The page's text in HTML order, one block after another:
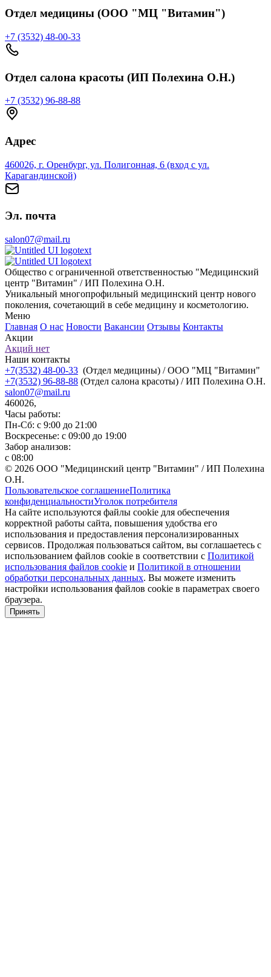
Отдел медицины (ООО "МЦ "Витамин")
+7 (3532) 48-00-33
Отдел салона красоты (ИП Полехина О.Н.)
+7 (3532) 96-88-88
Адрес
460026, г. Оренбург, ул. Полигонная, 6 (вход с ул.
Карагандинской)
Эл. почта
salon07@mail.ru
Общество с ограниченной ответственностью "Медицинский
центр "Витамин" / ИП Полехина О.Н.
Уникальный многопрофильный медицинский центр нового
поколения, сочетающий в себе медицину и косметологию.
Меню
Главная О нас Новости Вакансии Отзывы Контакты
Акции
Акций нет
Наши контакты
+7(3532) 48-00-33 (Отдел медицины) / ООО "МЦ "Витамин"
+7(3532) 96-88-88 (Отдел салона красоты) / ИП Полехина О.Н.
salon07@mail.ru
460026,
Часы работы:
Пн-Сб: с 9:00 до 21:00
Воскресенье: с 09:00 до 19:00
Забор анализов:
с 08:00
© 2026 ООО "Медицинский центр "Витамин" / ИП Полехина
О.Н.
Пользовательское соглашениеПолитика
конфиденциальностиУголок потребителя
На сайте используются файлы cookie для обеспечения
корректной работы сайта, повышения удобства его
использования и предоставления персонализированных
сервисов. Продолжая пользоваться сайтом, вы соглашаетесь с
использованием файлов cookie в соответствии с Политикой
использования файлов cookie и Политикой в отношении
обработки персональных данных. Вы можете изменить
настройки использования файлов cookie в параметрах своего
браузера.
Принять